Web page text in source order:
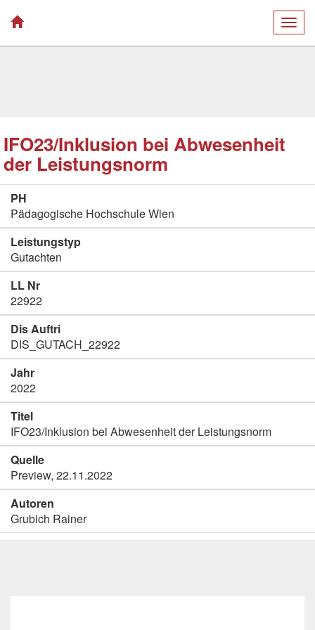
IFO23/Inklusion bei Abwesenheit
der Leistungsnorm
PH
Pädagogische Hochschule Wien
Leistungstyp
Gutachten
LL Nr
22922
Dis Auftri
DIS_GUTACH_22922
Jahr
2022
Titel
IFO23/Inklusion bei Abwesenheit der Leistungsnorm
Quelle
Preview, 22.11.2022
Autoren
Grubich Rainer